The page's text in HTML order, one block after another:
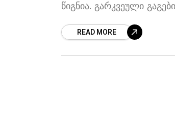
წიგნია. გარკვეული
READ MORE